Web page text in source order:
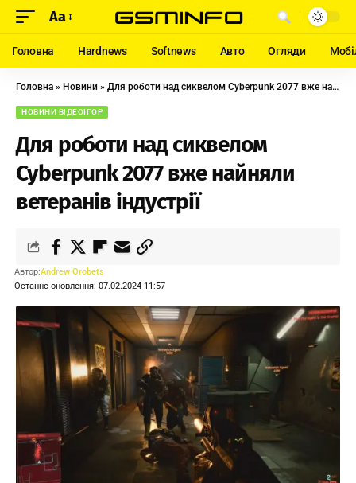
Aa
Головна Hardnews Softnews Авто Огляди
Головна » Новини » Для роботи над сиквелом Cyberpunk 2077 вже найняли ветеранів індустрії
НОВИНИ ВІДЕОІГОР
Для роботи над сиквелом
Cyberpunk 2077 вже найняли
ветеранів індустрії
Останнє оновлення: 07.02.2024 11:57
Автор:Andrew Orobets